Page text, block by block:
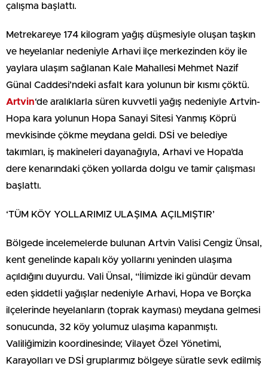
çalışma başlattı.
Metrekareye 174 kilogram yağış düşmesiyle oluşan taşkın
ve heyelanlar nedeniyle Arhavi ilçe merkezinden köy ile
yaylara ulaşım sağlanan Kale Mahallesi Mehmet Nazif
Günal Caddesi’ndeki asfalt kara yolunun bir kısmı çöktü.
Artvin‘de aralıklarla süren kuvvetli yağış nedeniyle Artvin-
Hopa kara yolunun Hopa Sanayi Sitesi Yanmış Köprü
mevkisinde çökme meydana geldi. DSİ ve belediye
takımları, iş makineleri dayanağıyla, Arhavi ve Hopa’da
dere kenarındaki çöken yollarda dolgu ve tamir çalışması
başlattı.
‘TÜM KÖY YOLLARIMIZ ULAŞIMA AÇILMIŞTIR’
Bölgede incelemelerde bulunan Artvin Valisi Cengiz Ünsal,
kent genelinde kapalı köy yollarını yeninden ulaşıma
açıldığını duyurdu. Vali Ünsal, “İlimizde iki gündür devam
eden şiddetli yağışlar nedeniyle Arhavi, Hopa ve Borçka
ilçelerinde heyelanların (toprak kayması) meydana gelmesi
sonucunda, 32 köy yolumuz ulaşıma kapanmıştı.
Valiliğimizin koordinesinde; Vilayet Özel Yönetimi,
Karayolları ve DSİ gruplarımız bölgeye süratle sevk edilmiş